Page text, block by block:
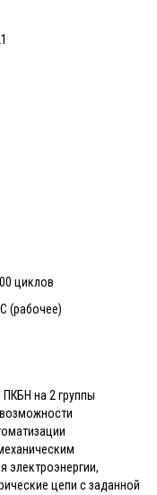
циклов
(рабочее)
ПКБН на 2 группы
электроэнергии,
цепи с заданной